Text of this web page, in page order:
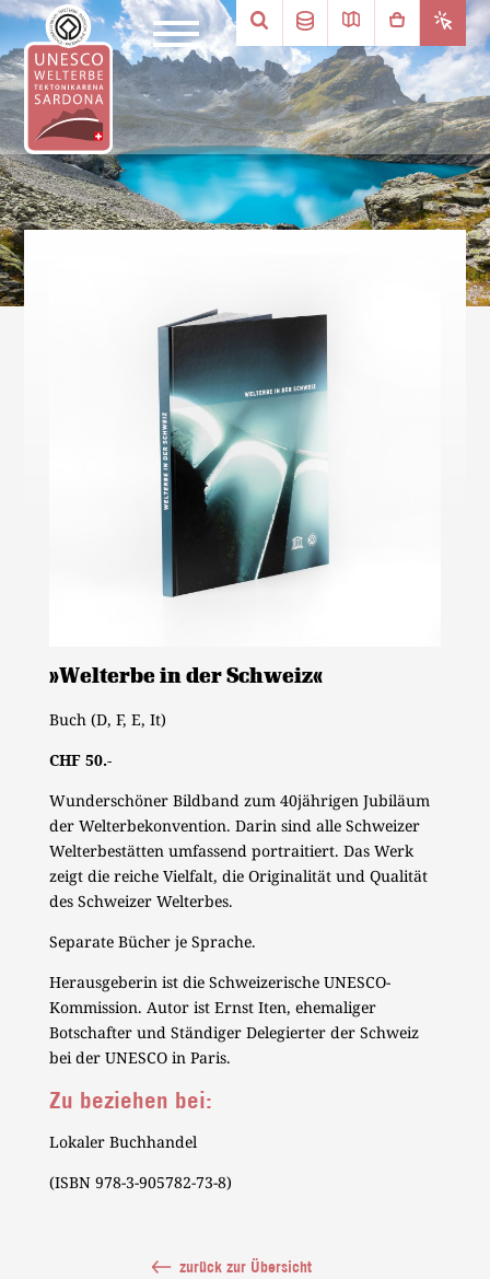
«Welterbe in der Schweiz»
Buch (D, F, E, It)
CHF 50.-
Wunderschöner Bildband zum 40jährigen Jubiläum
der Welterbekonvention. Darin sind alle Schweizer
Welterbestätten umfassend portraitiert. Das Werk
zeigt die reiche Vielfalt, die Originalität und Qualität
des Schweizer Welterbes.
Separate Bücher je Sprache.
Herausgeberin ist die Schweizerische UNESCO-
Kommission. Autor ist Ernst Iten, ehemaliger
Botschafter und Ständiger Delegierter der Schweiz
bei der UNESCO in Paris.
Zu beziehen bei:
Lokaler Buchhandel
(ISBN 978-3-905782-73-8)
zurück zur Übersicht